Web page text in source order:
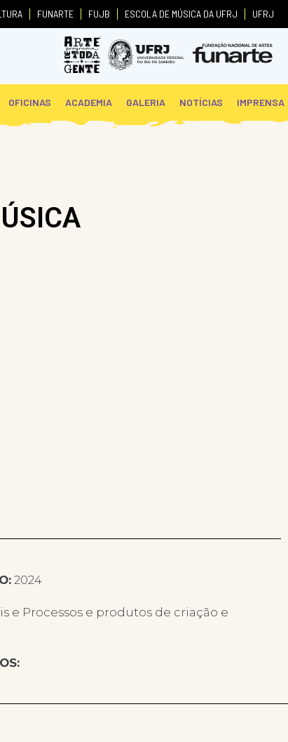
FUNARTE FUJB ESCOLA DE MÚSICA DA UFRJ UFRJ
OFICINAS ACADEMIA GALERIA NOTÍCIAS IMPRENSA
2024
e Processos e produtos de criação e